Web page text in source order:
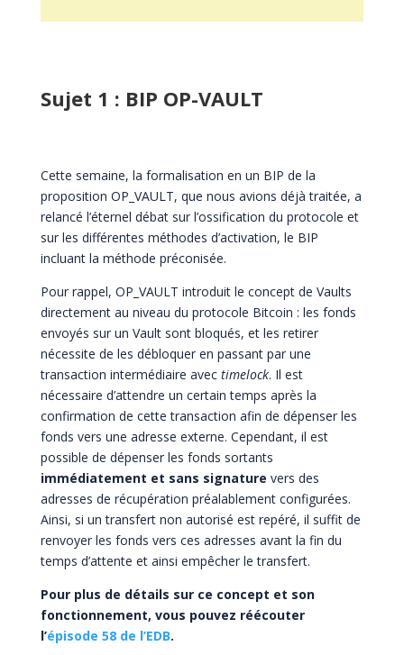
Sujet 1 : BIP OP-VAULT
Cette semaine, la formalisation en un BIP de la
proposition OP_VAULT, que nous avions déjà traitée, a
relancé l’éternel débat sur l’ossification du protocole et
sur les différentes méthodes d’activation, le BIP
incluant la méthode préconisée.
Pour rappel, OP_VAULT introduit le concept de Vaults
directement au niveau du protocole Bitcoin : les fonds
envoyés sur un Vault sont bloqués, et les retirer
nécessite de les débloquer en passant par une
transaction intermédiaire avec timelock. Il est
nécessaire d’attendre un certain temps après la
confirmation de cette transaction afin de dépenser les
fonds vers une adresse externe. Cependant, il est
possible de dépenser les fonds sortants
immédiatement et sans signature vers des
adresses de récupération préalablement configurées.
Ainsi, si un transfert non autorisé est repéré, il suffit de
renvoyer les fonds vers ces adresses avant la fin du
temps d’attente et ainsi empêcher le transfert.
Pour plus de détails sur ce concept et son
fonctionnement, vous pouvez réécouter
l’épisode 58 de l’EDB.